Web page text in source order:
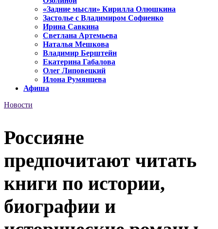
«Задние мысли» Кирилла Олюшкина
Застолье с Владимиром Софиенко
Ирина Савкина
Светлана Артемьева
Наталья Мешкова
Владимир Берштейн
Екатерина Габалова
Олег Липовецкий
Илона Румянцева
Афиша
Новости
Россияне
предпочитают читать
книги по истории,
биографии и